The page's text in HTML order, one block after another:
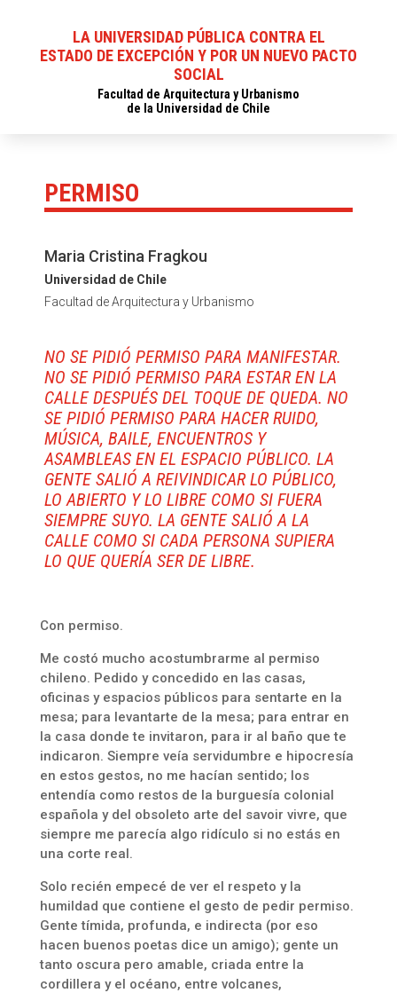
LA UNIVERSIDAD PÚBLICA CONTRA EL
ESTADO DE EXCEPCIÓN Y POR UN NUEVO PACTO
SOCIAL
Facultad de Arquitectura y Urbanismo
de la Universidad de Chile
PERMISO
Maria Cristina Fragkou
Universidad de Chile
Facultad de Arquitectura y Urbanismo
NO SE PIDIÓ PERMISO PARA MANIFESTAR.
NO SE PIDIÓ PERMISO PARA ESTAR EN LA
CALLE DESPUÉS DEL TOQUE DE QUEDA. NO
SE PIDIÓ PERMISO PARA HACER RUIDO,
MÚSICA, BAILE, ENCUENTROS Y
ASAMBLEAS EN EL ESPACIO PÚBLICO. LA
GENTE SALIÓ A REIVINDICAR LO PÚBLICO,
LO ABIERTO Y LO LIBRE COMO SI FUERA
SIEMPRE SUYO. LA GENTE SALIÓ A LA
CALLE COMO SI CADA PERSONA SUPIERA
LO QUE QUERÍA SER DE LIBRE.
Con permiso.
Me costó mucho acostumbrarme al permiso
chileno. Pedido y concedido en las casas,
oficinas y espacios públicos para sentarte en la
mesa; para levantarte de la mesa; para entrar en
la casa donde te invitaron, para ir al baño que te
indicaron. Siempre veía servidumbre e hipocresía
en estos gestos, no me hacían sentido; los
entendía como restos de la burguesía colonial
española y del obsoleto arte del savoir vivre, que
siempre me parecía algo ridículo si no estás en
una corte real.
Solo recién empecé de ver el respeto y la
humildad que contiene el gesto de pedir permiso.
Gente tímida, profunda, e indirecta (por eso
hacen buenos poetas dice un amigo); gente un
tanto oscura pero amable, criada entre la
cordillera y el océano, entre volcanes,